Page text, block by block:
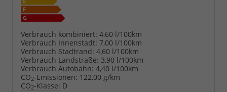
Verbrauch kombiniert: 4,60 l/100km
Verbrauch Innenstadt: 7,00 l/100km
Verbrauch Stadtrand: 4,60 l/100km
Verbrauch Landstraße: 3,90 l/100km
Verbrauch Autobahn: 4,40 l/100km
CO2-Emissionen: 122,00 g/km
CO2-Klasse: D